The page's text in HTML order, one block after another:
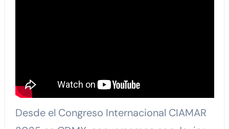
Desde el Congreso Internacional CIAMAR